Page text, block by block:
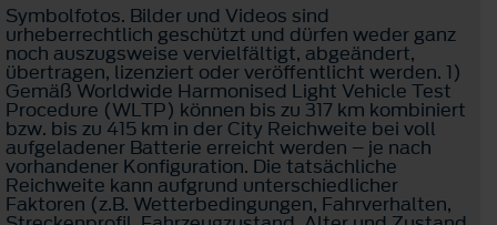
Symbolfotos. Bilder und Videos sind
urheberrechtlich geschützt und dürfen weder ganz
noch auszugsweise vervielfältigt, abgeändert,
übertragen, lizenziert oder veröffentlicht werden. 1)
Gemäß Worldwide Harmonised Light Vehicle Test
Procedure (WLTP) können bis zu 317 km kombiniert
bzw. bis zu 415 km in der City Reichweite bei voll
aufgeladener Batterie erreicht werden – je nach
vorhandener Konfiguration. Die tatsächliche
Reichweite kann aufgrund unterschiedlicher
Faktoren (z.B. Wetterbedingungen, Fahrverhalten,